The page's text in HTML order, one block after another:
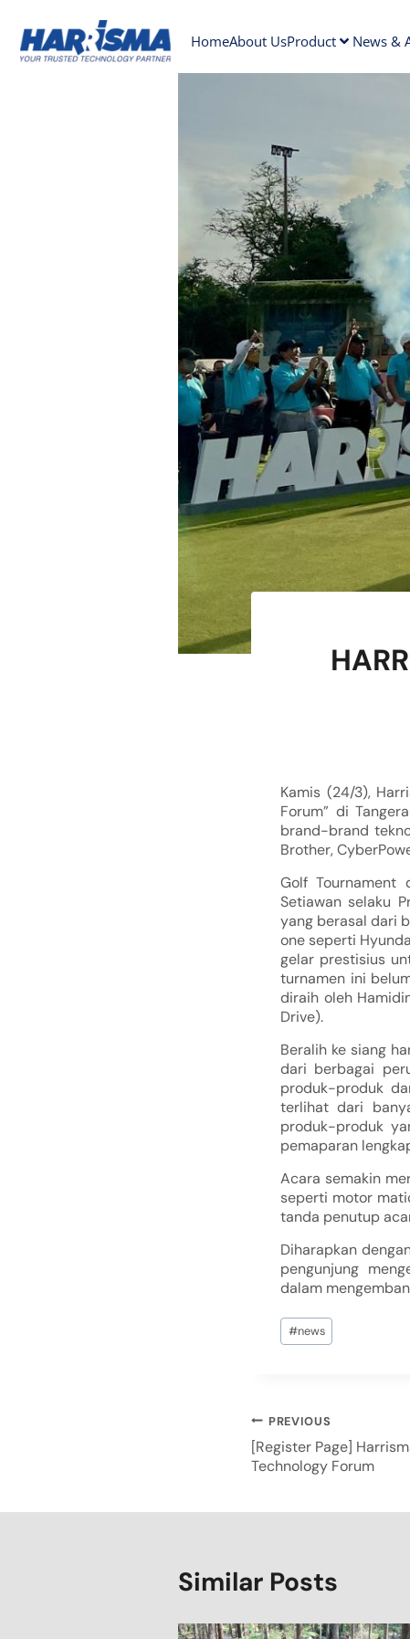
HomeAbout UsProduct News &
Kamis (24/3),
Forum” di
brand-brand
Brother,
Golf Tournament
Setiawan selaku
yang berasal dari
one seperti
gelar prestisius
turnamen ini
diraih oleh
Drive).
Beralih ke siang
dari berbagai
produk-produk
terlihat dari
produk-produk
pemaparan
Acara semakin
seperti motor
tanda penutup
Diharapkan
pengunjung
dalam
#news
PREVIOUS
[Register Page]
Technology Forum
Similar Posts